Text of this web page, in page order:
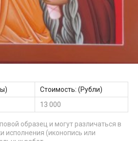
Стоимость: (Рубли)
13 000
образец и могут различаться в
исполнения (иконопись или